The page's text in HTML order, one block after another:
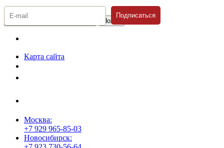
Подписаться
Карта сайта
Москва:
+7 929 965-85-03
Новосибирск: